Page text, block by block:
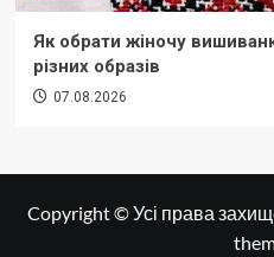
Як обрати жіночу
різних образів
07.08.2026
Copyright © Усі права